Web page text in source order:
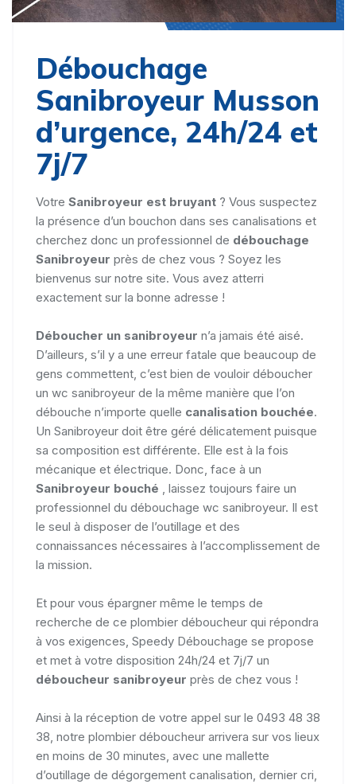
Débouchage
Sanibroyeur Musson
d’urgence, 24h/24 et
7j/7
Votre Sanibroyeur est bruyant ? Vous suspectez
la présence d’un bouchon dans ses canalisations et
cherchez donc un professionnel de débouchage
Sanibroyeur près de chez vous ? Soyez les
bienvenus sur notre site. Vous avez atterri
exactement sur la bonne adresse !
Déboucher un sanibroyeur n’a jamais été aisé.
D’ailleurs, s’il y a une erreur fatale que beaucoup de
gens commettent, c’est bien de vouloir déboucher
un wc sanibroyeur de la même manière que l’on
débouche n’importe quelle canalisation bouchée.
Un Sanibroyeur doit être géré délicatement puisque
sa composition est différente. Elle est à la fois
mécanique et électrique. Donc, face à un
Sanibroyeur bouché
, laissez toujours faire un
professionnel du débouchage wc sanibroyeur. Il est
le seul à disposer de l’outillage et des
connaissances nécessaires à l’accomplissement de
la mission.
Et pour vous épargner même le temps de
recherche de ce plombier déboucheur qui répondra
à vos exigences, Speedy Débouchage se propose
et met à votre disposition 24h/24 et 7j/7 un
déboucheur sanibroyeur près de chez vous !
Ainsi à la réception de votre appel sur le 0493 48 38
38, notre plombier déboucheur arrivera sur vos lieux
en moins de 30 minutes, avec une mallette
d’outillage de dégorgement canalisation, dernier cri,